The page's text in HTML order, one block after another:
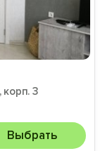
корп. 3
Выбрать